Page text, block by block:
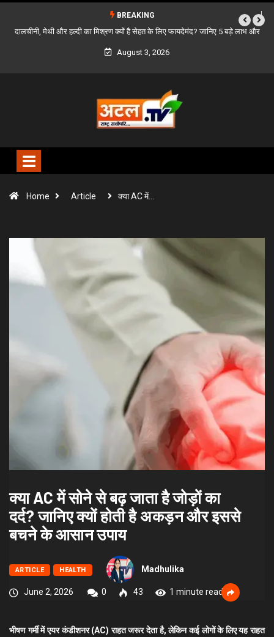
BREAKING
5 बड़े लाभ और
बस्तर के दूरस्थ गांवों को सड़क से जोड़ने की पहल, मुख्यमंत्री विष्णुदेव साय ने
विशेष प्रावधान की मांग की
August 3, 2026
Home Article क्या AC में…
क्या AC में सोने से बढ़ जाता है जोड़ों का
दर्द? जानिए क्यों होती है अकड़न और इससे
बचने के आसान उपाय
ARTICLE HEALTH Madhulika
June 2, 2026 0 43 1 minute read
भीषण गर्मी में एयर कंडीशनर (AC) राहत जरूर देता है, लेकिन कई लोगों के लिए यह राहत